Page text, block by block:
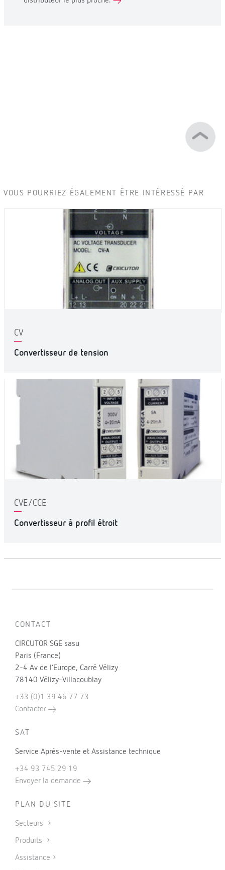
VOUS POURRIEZ ÉGALEMENT ÊTRE INTÉRESSÉ PAR
CV
Convertisseur de tension
CVE/CCE
Convertisseur à profil étroit
CONTACT
CIRCUTOR SGE sasu
Paris (France)
2-4 Av de l’Europe, Carré Vélizy
78140 Vélizy-Villacoublay
+33 (0)1 39 46 77 73
Contacter
SAT
Service Après-vente et Assistance technique
+34 93 745 29 19
Envoyer la demande
PLAN DU SITE
Secteurs
Produits
Assistance